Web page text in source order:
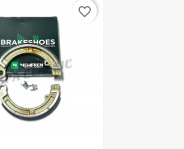
favorite_border